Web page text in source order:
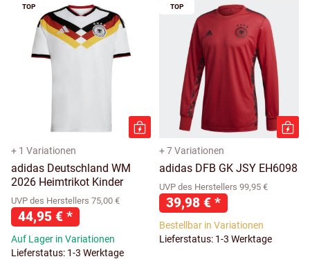
TOP
+ 1 Variationen
adidas Deutschland WM
2026 Heimtrikot Kinder
UVP des Herstellers 75,00 €
44,95 € *
Auf Lager in Variationen
Lieferstatus: 1-3 Werktage
TOP
+ 7 Variationen
adidas DFB GK JSY EH6098
UVP des Herstellers 99,95 €
39,98 € *
Bestellbar in Variationen
Lieferstatus: 1-3 Werktage